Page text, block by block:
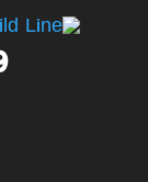
Line